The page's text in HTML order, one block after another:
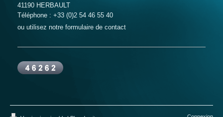
41190 HERBAULT
Téléphone : +33 (0)2 54 46 55 40
ou utilisez notre formulaire de contact